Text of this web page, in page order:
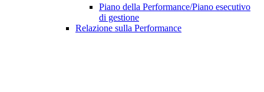
Piano della Performance/Piano esecutivo
di gestione
Relazione sulla Performance